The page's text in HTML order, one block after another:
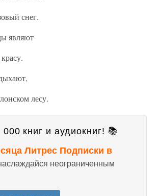
снег.
являют
лесу.
книг и аудиокниг! 📚
Литрес Подписки в
неограниченным